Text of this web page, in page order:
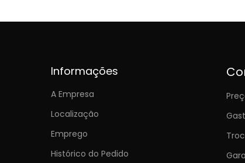
Informações
A Empresa
Localização
Emprego
Histórico do Pedido